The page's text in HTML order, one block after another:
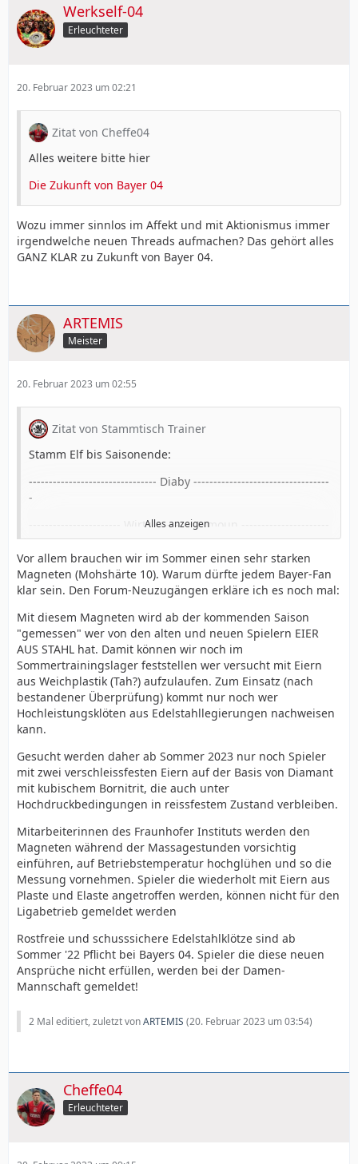
Werkself-04
Erleuchteter
20. Februar 2023 um 02:21
Zitat von Cheffe04
Alles weitere bitte hier
Die Zukunft von Bayer 04
Wozu immer sinnlos im Affekt und mit Aktionismus immer
irgendwelche neuen Threads aufmachen? Das gehört alles
GANZ KLAR zu Zukunft von Bayer 04.
ARTEMIS
Meister
20. Februar 2023 um 02:55
Zitat von Stammtisch Trainer
Stamm Elf bis Saisonende:
-------------------------------- Diaby ----------------------------------
-
----------------------- Wirtz --------- Azmoun ----------------------
--
----- Bakker/Sink ------------ Amiri --------------- Frimpong ---
------
---------------------------------------- Andrich -----------------------
--
----- Hincapie ------------ Tapsoba -------------- Kossounou --
-------
Diaby ist natürlich kein klassischer MS aber er würde eh
entweder recht, Mitte, oder links auftauchen.
Hauptsache die
spielen vorne unberechenbar und schnell. Das dürfte
auch für Kurz und Flachpass eine sehr gute
Kombination sein.
-------------------------------- Schick/Hložek ------------------------
--
----------------------- Wirtz ------------- Azmoun ------------------
---
------
---------------------------------------- Andrich -----------------------
--
----- Hincapie ------------ Tapsoba -------------- Kossounou --
Einnahmen aus dem internationalen Wettbewerb
aufzufangen, dürfte natürlich Schick vorne gesetzt sein.
Was ich aber für nicht gut finde, da er unser Spiel viel
zu langsam und eindimensional macht. Zudem er auch
Alles anzeigen
Vor allem brauchen wir im Sommer einen sehr starken
Magneten (Mohshärte 10). Warum dürfte jedem Bayer-Fan
klar sein. Den Forum-Neuzugängen erkläre ich es noch mal:
Mit diesem Magneten wird ab der kommenden Saison
"gemessen" wer von den alten und neuen Spielern EIER
AUS STAHL hat. Damit können wir noch im
Sommertrainingslager feststellen wer versucht mit Eiern
aus Weichplastik (Tah?) aufzulaufen. Zum Einsatz (nach
bestandener Überprüfung) kommt nur noch wer
Hochleistungsklöten aus Edelstahllegierungen nachweisen
kann.
Gesucht werden daher ab Sommer 2023 nur noch Spieler
mit zwei verschleissfesten Eiern auf der Basis von Diamant
mit kubischem Bornitrit, die auch unter
Hochdruckbedingungen in reissfestem Zustand verbleiben.
Mitarbeiterinnen des Fraunhofer Instituts werden den
Magneten während der Massagestunden vorsichtig
einführen, auf Betriebstemperatur hochglühen und so die
Messung vornehmen. Spieler die wiederholt mit Eiern aus
Plaste und Elaste angetroffen werden, können nicht für den
Ligabetrieb gemeldet werden
Rostfreie und schusssichere Edelstahlklötze sind ab
Sommer '22 Pflicht bei Bayers 04. Spieler die diese neuen
Ansprüche nicht erfüllen, werden bei der Damen-
Mannschaft gemeldet!
2 Mal editiert, zuletzt vonARTEMIS (20. Februar 2023 um 03:54)
Cheffe04
Erleuchteter